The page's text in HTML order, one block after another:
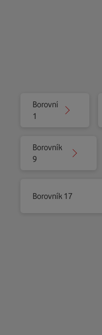
Borovník
1
Borovník
9
Borovník 17